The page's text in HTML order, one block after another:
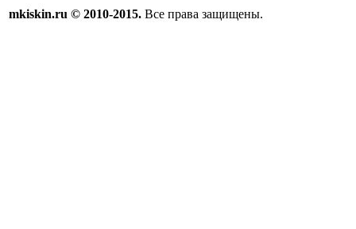
mkiskin.ru © 2010-2015. Все права защищены.